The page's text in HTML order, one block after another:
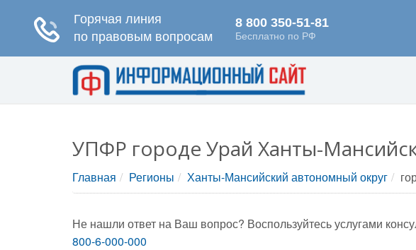
УПФР городе Урай Ханты-
Главная Регионы Ханты-Мансийский автономный округ
Не нашли ответ на Ваш вопрос? Воспользуйтесь услугами
800-6-000-000